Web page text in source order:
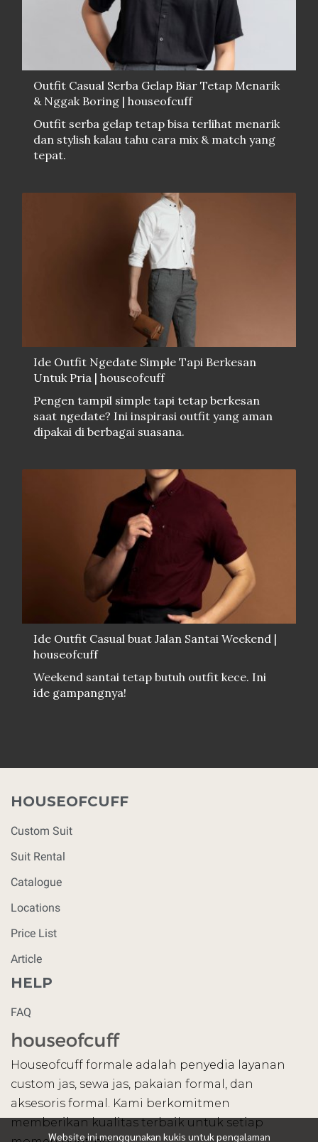
Outfit Casual Serba Gelap Biar Tetap Menarik
& Nggak Boring | houseofcuff
Outfit serba gelap tetap bisa terlihat menarik
dan stylish kalau tahu cara mix & match yang
tepat.
Ide Outfit Ngedate Simple Tapi Berkesan
Untuk Pria | houseofcuff
Pengen tampil simple tapi tetap berkesan
saat ngedate? Ini inspirasi outfit yang aman
dipakai di berbagai suasana.
Ide Outfit Casual buat Jalan Santai Weekend |
houseofcuff
Weekend santai tetap butuh outfit kece. Ini
ide gampangnya!
Website ini menggunakan kukis untuk pengalaman
HOUSEOFCUFF
Custom Suit
Suit Rental
Catalogue
Locations
Price List
Article
HELP
FAQ
Houseofcuff formale adalah penyedia layanan
custom jas, sewa jas, pakaian formal, dan
aksesoris formal. Kami berkomitmen
memberikan kualitas terbaik untuk setiap